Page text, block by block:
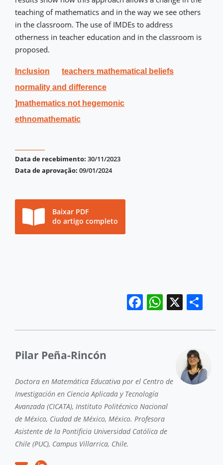
teaching of mathematics and in the way we see others
in the classroom. The use of IMDEs to address
otherness in teacher education and in the classroom is
proposed.
Inclusion
teachers mathematical beliefs
normality and difference
]mathematics not hegemonic
ethnomathematic
Data de recebimento: 30/11/2023
Data de aprovação: 09/01/2024
Baixar PDF
do artigo completo
Facebook
X
Pilar Peña-Rincón
Doctora en Matemática Educativa por el Centro de
Investigación en Ciencia Aplicada y Tecnología
Avanzada (CICATA), Instituto Politécnico Nacional
de México, Ciudad de México, México. Profesora
Asistente de la Pontificia Universidad Católica de
Chile (PUC), Campus Villarrica, Chile.